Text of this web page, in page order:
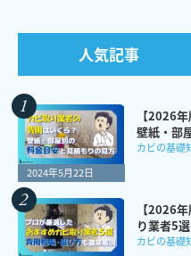
人気記事
2024年5月22日
【2026
壁紙・部
カビの基礎
【2026
り業者5
カビの基礎